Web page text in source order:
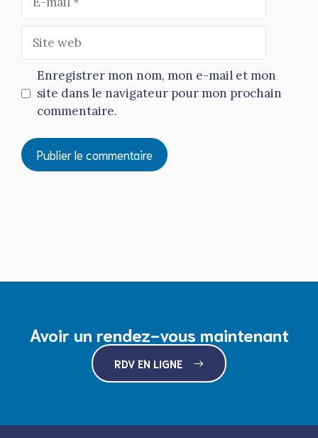
mail
web
Enregistrer mon nom, mon e-mail et mon
site dans le navigateur pour mon prochain
commentaire.
Avoir un rendez-vous maintenant
RDV EN LIGNE